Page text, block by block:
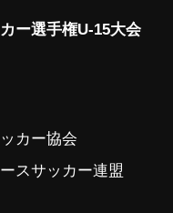
ー選手権U-15大会
カー協会
スサッカー連盟